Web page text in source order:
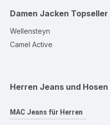
Damen Jacken Topseller
Wellensteyn
Camel Active
Herren Jeans und Hosen
MAC Jeans für Herren